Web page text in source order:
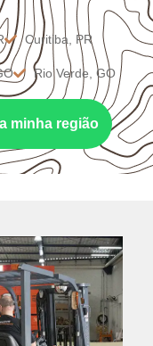
Curitiba, PR
Rio Verde, GO
minha região